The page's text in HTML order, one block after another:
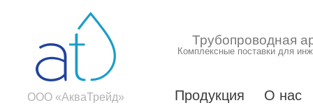
ООО «АкваТрейд»
Трубопроводная
Комплексные поставки для
Продукция О нас